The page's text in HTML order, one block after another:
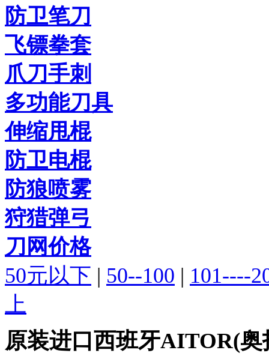
防卫笔刀
飞镖拳套
爪刀手刺
多功能刀具
伸缩甩棍
防卫电棍
防狼喷雾
狩猎弹弓
刀网价格
50元以下 | 50--100 | 101----
上
原装进口西班牙AITOR(